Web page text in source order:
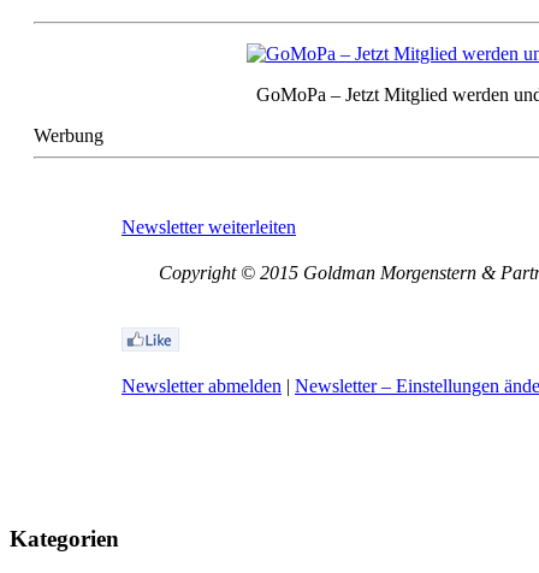
GoMoPa – Jetzt Mitglied werden
Werbung
Newsletter weiterleiten
Copyright © 2015 Goldman Morgenstern &
Newsletter abmelden | Newsletter – Einstellungen
Kategorien